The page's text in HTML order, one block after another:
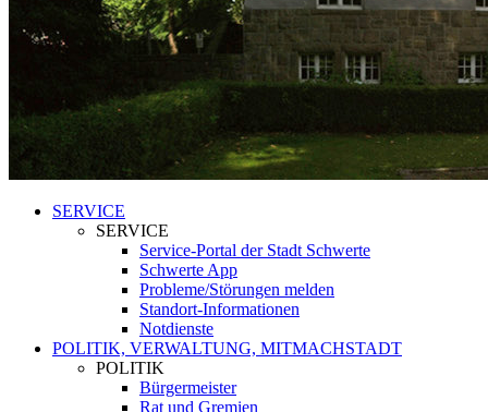
SERVICE
SERVICE
Service-Portal der Stadt Schwerte
Schwerte App
Probleme/Störungen melden
Standort-Informationen
Notdienste
POLITIK, VERWALTUNG, MITMACHSTADT
POLITIK
Bürgermeister
Rat und Gremien